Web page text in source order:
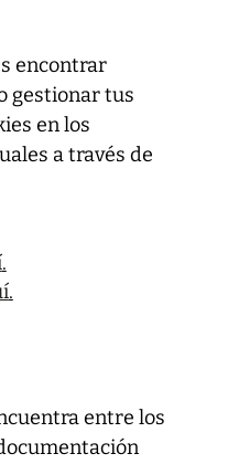
encontrar
gestionar tus
en los
a través de
.
.
entre los